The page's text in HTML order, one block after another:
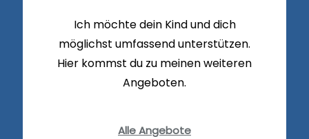
Ich möchte dein Kind und dich
möglichst umfassend unterstützen.
Hier kommst du zu meinen weiteren
Angeboten.
Alle Angebote